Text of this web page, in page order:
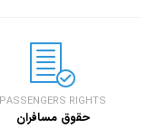
PASSENGERS RIGHTS
حقوق مسافران